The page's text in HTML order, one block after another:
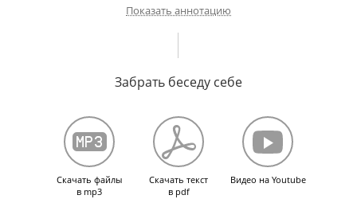
партии. История философского факультета МГУ. Создание кафедры
научного коммунизма. Дублирование предмета и теоретических
и развитом социализме. Критика марксистской диалектики.
О работах А.А. Богданова. О русских философах
и дореволюционных кафедрах философии. Отделение психологии.
О советской философии. О праве на национальную философию.
Философия и религия.
Показать аннотацию
Забрать беседу себе
Скачать файлы
в mp3
Скачать текст
в pdf
Видео на Youtube